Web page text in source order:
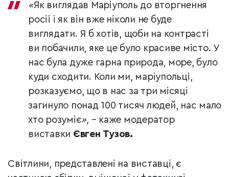
«Як виглядав Маріуполь до вторгнення
росії і як він вже ніколи не буде
виглядати. Я б хотів, щоби на контрасті
ви побачили, яке це було красиве місто. У
нас була дуже гарна природа, море, було
куди сходити. Коли ми, маріупольці,
розказуємо, що в нас за три місяці
загинуло понад 100 тисяч людей, нас мало
хто розуміє», – каже модератор
виставки Євген Тузов.
Світлини, представлені на виставці, є